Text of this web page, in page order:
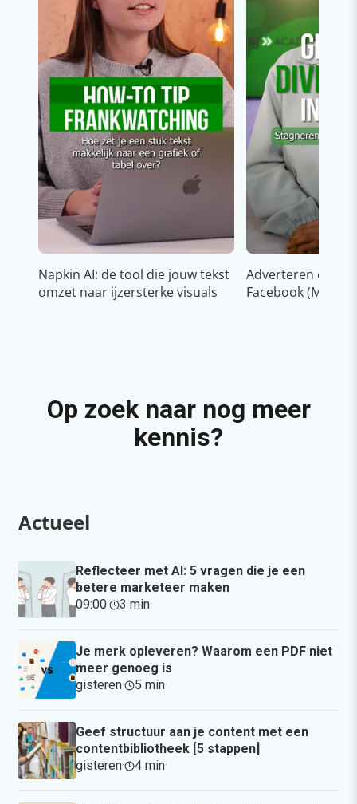
Napkin AI: de tool die jouw tekst
omzet naar ijzersterke visuals
Adverteren op
Facebook (Meta)
Op zoek naar nog meer
kennis?
Actueel
Reflecteer met AI: 5 vragen die je een
betere marketeer maken
09:00· 3 min·
Je merk opleveren? Waarom een PDF niet
meer genoeg is
gisteren· 5 min·
Geef structuur aan je content met een
contentbibliotheek [5 stappen]
gisteren· 4 min·